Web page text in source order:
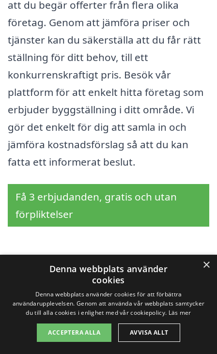
att du begär offerter från flera olika
företag. Genom att jämföra priser och
tjänster kan du säkerställa att du får rätt
ställning för ditt behov, till ett
konkurrenskraftigt pris. Besök vår
plattform för att enkelt hitta företag som
erbjuder byggställning i ditt område. Vi
gör det enkelt för dig att samla in och
jämföra kostnadsförslag så att du kan
fatta ett informerat beslut.
Få 3 erbjudanden, gratis och utan
förpliktelser
Sök efter en
professionell för
byggställning i andra
städer nära Eksjö
×
Denna webbplats använder
cookies
Denna webbplats använder cookies för att förbättra
användarupplevelsen. Genom att använda vår webbplats samtycker
du till alla cookies i enlighet med vår cookiepolicy. Läs mer
ACCEPTERA ALLA AVVISA ALLT